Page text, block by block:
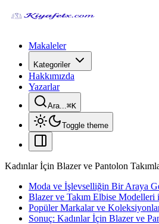
Makaleler
Kategoriler
Hakkımızda
Yazarlar
Ara...⌘K
Toggle theme
Kadınlar İçin Blazer ve Pantolon
Moda ve İşlevselliğin Bir Araya
Blazer ve Takım Elbise Modelleri
Popüler Markalar ve
Sonuç: Kadınlar İçin Blazer ve